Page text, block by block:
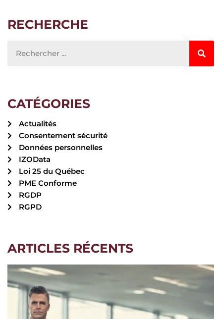
RECHERCHE
CATÉGORIES
Actualités
Consentement sécurité
Données personnelles
IZOData
Loi 25 du Québec
PME Conforme
RGDP
RGPD
ARTICLES RÉCENTS